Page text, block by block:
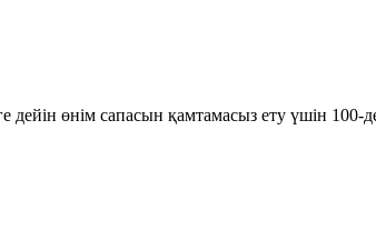
дейін өнім сапасын қамтамасыз ету үшін